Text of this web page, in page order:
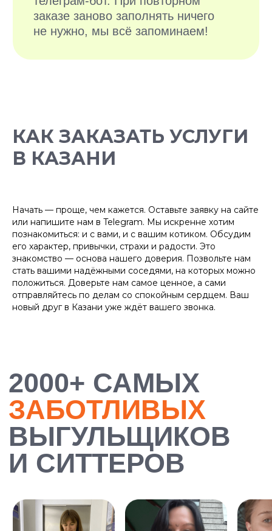
КАК ЗАКАЗАТЬ УСЛУГИ
В КАЗАНИ
Начать — проще, чем кажется. Оставьте заявку на сайте
или напишите нам в Telegram. Мы искренне хотим
познакомиться: и с вами, и с вашим котиком. Обсудим
его характер, привычки, страхи и радости. Это
знакомство — основа нашего доверия. Позвольте нам
стать вашими надёжными соседями, на которых можно
положиться. Доверьте нам самое ценное, а сами
отправляйтесь по делам со спокойным сердцем. Ваш
новый друг в Казани уже ждёт вашего звонка.
ДОВОЛЬНЫХ
ХОЗЯЕВ